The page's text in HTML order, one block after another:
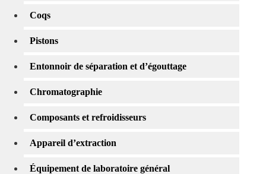
Coqs
Pistons
Entonnoir de séparation et d’égouttage
Chromatographie
Composants et refroidisseurs
Appareil d’extraction
Équipement de laboratoire général